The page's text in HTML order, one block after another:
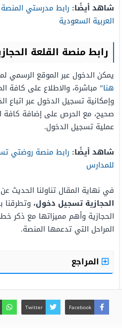
شاهد أيضًا: رابط مدرستي المنصة
العربية السعودية
رابط منصة القلعة
يمكن الدخول عبر الموقع الرسمي
هنا” مباشرة، والاطلاع على كافة
وإمكانية تسجيل الدخول عبر اتباع
صحيح، مع الحرص على إضافة كافة
عملية تسجيل الدخول.
شاهد أيضًا: رابط منصة روضتي
للمدارس
في نهاية المقال تناولنا الحديث عن
الحجازية تسجيل دخول، وتطرقنا
الحجازية وأهم مميزاتها مع ذكر
المراحل التي تدعمها المنصة.
المراجع
Facebook
Twitter